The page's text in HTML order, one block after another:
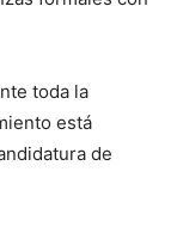
toda la
está
de